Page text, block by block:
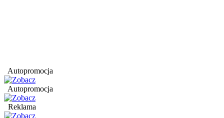
Autopromocja
Autopromocja
Reklama